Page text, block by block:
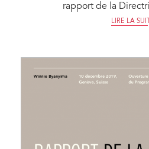
rapport de la
LIRE LA